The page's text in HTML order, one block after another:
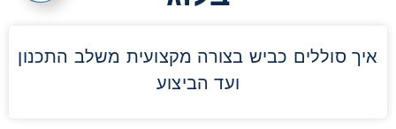
איך סוללים כביש בצורה מקצועית משלב התכנון
ועד הביצוע